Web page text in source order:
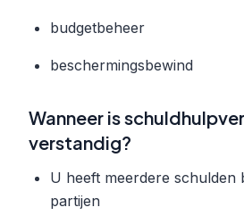
budgetbeheer
beschermingsbewind
Wanneer is
verstandig?
U heeft meerdere schulden
partijen